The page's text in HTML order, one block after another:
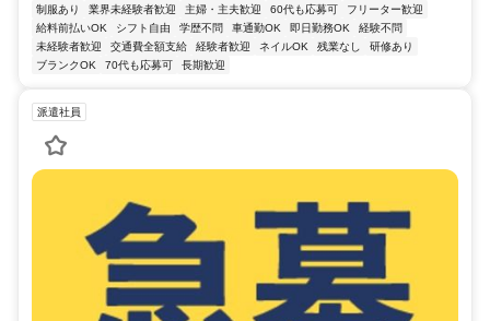
制服あり 業界未経験者歓迎 主婦・主夫歓迎 60代も応募可
フリーター歓迎
給料前払いOK
シフト自由 学歴不問 車通勤OK 即日勤務OK
経験不問
未経験者歓迎
交通費全額支給 経験者歓迎 ネイルOK 残業なし
研修あり
ブランクOK
70代も応募可 長期歓迎
派遣社員